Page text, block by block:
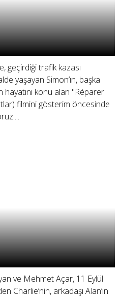
geçirdiği trafik kazası
yaşayan Simon’ın, başka
konu alan "Réparer
filmini gösterim öncesinde
ve Mehmet Açar, 11 Eylül
Charlie’nin, arkadaşı Alan’ın